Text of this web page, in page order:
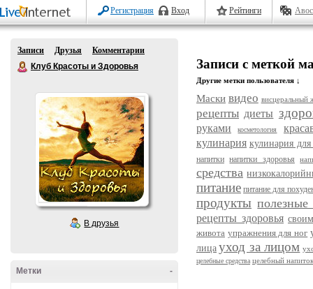
Регистрация Вход Рейтинги
Записи Друзья
Комментарии
Клуб Красоты и Здоровья
В друзья
-
Метки
Записи с меткой
Другие метки пользователя ↓
Маски видео висцеральный
рецепты диеты
руками косметология
кулинария кулинария
напитки напитки здоровья
средства
питание питание для
продукты
рецепты здоровья
живота упражнения для ног
лица уход за лицом
целебные средства целебный напиток